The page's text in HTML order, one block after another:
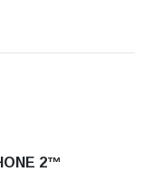
2™